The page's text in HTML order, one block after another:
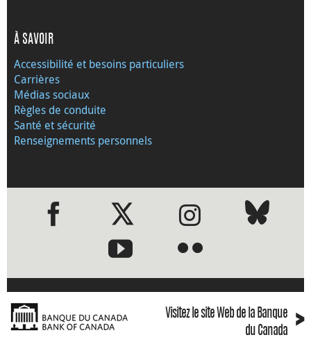
À SAVOIR
Accessibilité et besoins particuliers
Carrières
Médias sociaux
Règles de conduite
Santé et sécurité
Renseignements personnels
●●
Visitez le site Web de la Banque
du Canada
›